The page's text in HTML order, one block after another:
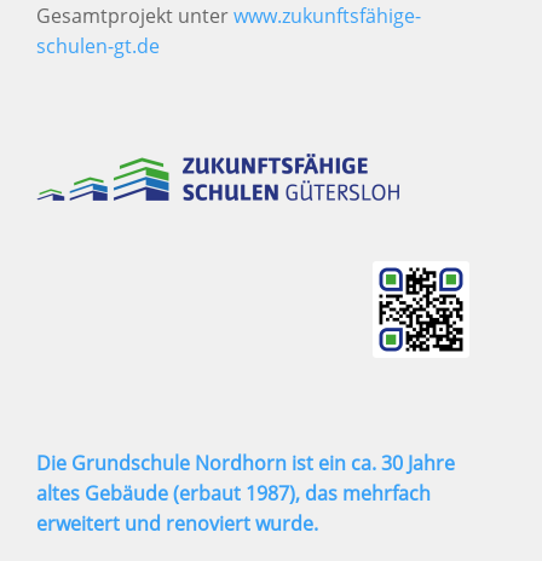
Gesamtprojekt unterwww.zukunftsfähige-
schulen-gt.de
Die Grundschule Nordhorn ist ein ca. 30 Jahre
altes Gebäude (erbaut 1987), das mehrfach
erweitert und renoviert wurde.